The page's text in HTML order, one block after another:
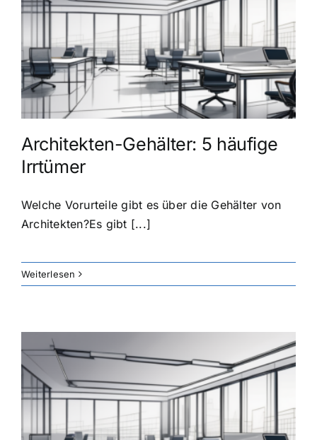
Architekten-Gehälter: 5 häufige
Irrtümer
Welche Vorurteile gibt es über die Gehälter von
Architekten?Es gibt [...]
Weiterlesen